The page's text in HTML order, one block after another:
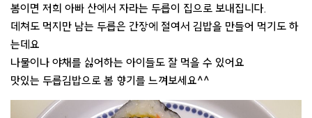
봄이면 저희 아빠 산에서 자라는 두릅이 집으로 보내집니다.
데쳐도 먹지만 남는 두릅은 간장에 절여서 김밥을 만들어 먹기도 하
는데요
나물이나 야채를 싫어하는 아이들도 잘 먹을 수 있어요
맛있는 두릅김밥으로 봄 향기를 느껴보세요^^